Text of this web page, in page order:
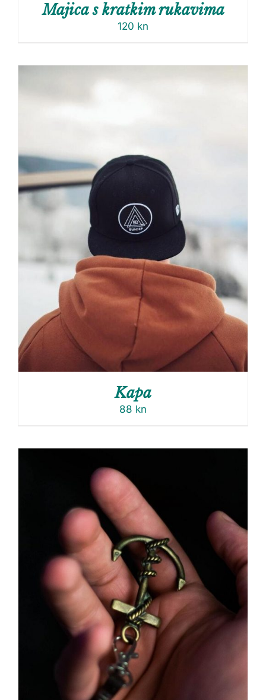
Majica s kratkim rukavima
120 kn
Kapa
88 kn